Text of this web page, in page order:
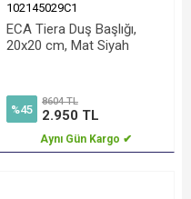
102145029C1
ECA Tiera Duş Başlığı,
20x20 cm, Mat Siyah
%45
8604 TL
2.950 TL
Aynı Gün Kargo ✔